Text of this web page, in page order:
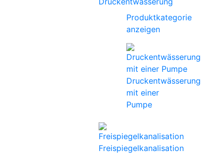
Produktkategorie
anzeigen
Druckentwässerung
mit einer
Pumpe
Freispiegelkanalisation